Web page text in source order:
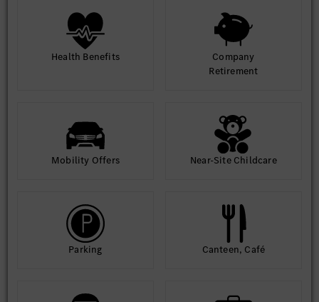
Health Benefits
Company
Retirement
Mobility Offers Near-Site Childcare
Parking Canteen, Café